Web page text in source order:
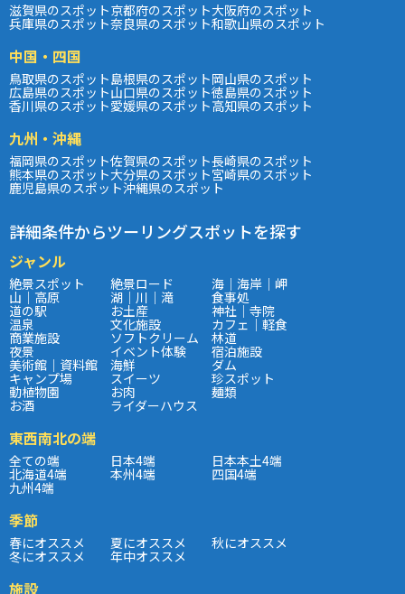
滋賀県のスポット京都府のスポット大阪府のスポット
兵庫県のスポット奈良県のスポット和歌山県のスポット
中国・四国
鳥取県のスポット島根県のスポット岡山県のスポット
広島県のスポット山口県のスポット徳島県のスポット
香川県のスポット愛媛県のスポット高知県のスポット
九州・沖縄
福岡県のスポット佐賀県のスポット長崎県のスポット
熊本県のスポット大分県のスポット宮崎県のスポット
鹿児島県のスポット沖縄県のスポット
詳細条件からツーリングスポットを探す
ジャンル
絶景スポット 絶景ロード 海｜海岸｜岬
山｜高原 湖｜川｜滝 食事処
道の駅 お土産 神社｜寺院
温泉 文化施設 カフェ｜軽食
商業施設 ソフトクリーム 林道
夜景 イベント体験 宿泊施設
美術館｜資料館 海鮮 ダム
キャンプ場 スイーツ 珍スポット
動植物園 お肉 麺類
お酒 ライダーハウス
東西南北の端
全ての端 日本4端 日本本土4端
北海道4端 本州4端 四国4端
九州4端
季節
春にオススメ 夏にオススメ 秋にオススメ
冬にオススメ 年中オススメ
施設